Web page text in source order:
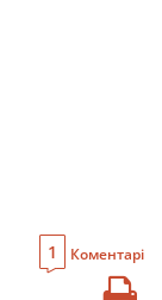
1 Коментарі